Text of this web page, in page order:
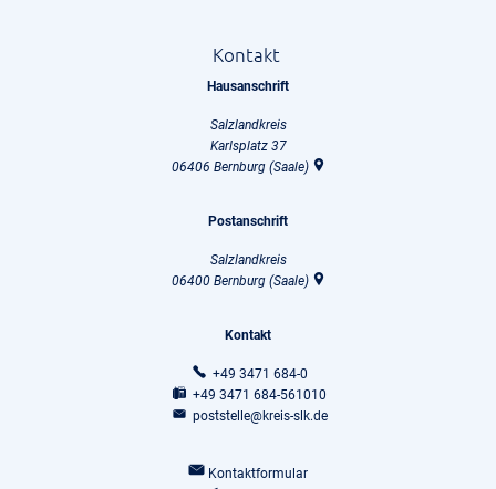
Kontakt
Hausanschrift
Salzlandkreis
Karlsplatz 37
06406 Bernburg (Saale)
Postanschrift
Salzlandkreis
06400 Bernburg (Saale)
Kontakt
+49 3471 684-0
+49 3471 684-561010
poststelle@kreis-slk.de
Kontaktformular